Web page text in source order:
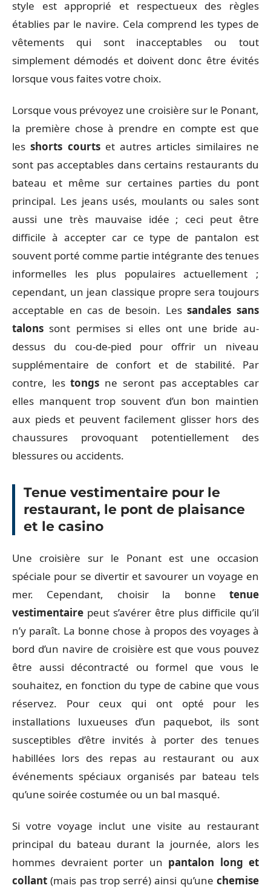
style est approprié et respectueux des règles
établies par le navire. Cela comprend les types de
vêtements qui sont inacceptables ou tout
simplement démodés et doivent donc être évités
lorsque vous faites votre choix.
Lorsque vous prévoyez une croisière sur le Ponant,
la première chose à prendre en compte est que
lesshorts courtset autres articles similaires ne
sont pas acceptables dans certains restaurants du
bateau et même sur certaines parties du pont
principal. Les jeans usés, moulants ou sales sont
aussi une très mauvaise idée ; ceci peut être
difficile à accepter car ce type de pantalon est
souvent porté comme partie intégrante des tenues
informelles les plus populaires actuellement ;
cependant, un jean classique propre sera toujours
acceptable en cas de besoin. Lessandales sans
talons sont permises si elles ont une bride au-
dessus du cou-de-pied pour offrir un niveau
supplémentaire de confort et de stabilité. Par
contre, lestongs ne seront pas acceptables car
elles manquent trop souvent d’un bon maintien
aux pieds et peuvent facilement glisser hors des
chaussures provoquant potentiellement des
blessures ou accidents.
Tenue vestimentaire pour le
restaurant, le pont de plaisance
et le casino
Une croisière sur le Ponant est une occasion
spéciale pour se divertir et savourer un voyage en
mer. Cependant, choisir la bonne tenue
vestimentaire peut s’avérer être plus difficile qu’il
n’y paraît. La bonne chose à propos des voyages à
bord d’un navire de croisière est que vous pouvez
être aussi décontracté ou formel que vous le
souhaitez, en fonction du type de cabine que vous
réservez. Pour ceux qui ont opté pour les
installations luxueuses d’un paquebot, ils sont
susceptibles d’être invités à porter des tenues
habillées lors des repas au restaurant ou aux
événements spéciaux organisés par bateau tels
qu’une soirée costumée ou un bal masqué.
Si votre voyage inclut une visite au restaurant
principal du bateau durant la journée, alors les
hommes devraient porter un pantalon long et
collant (mais pas trop serré) ainsi qu’une chemise